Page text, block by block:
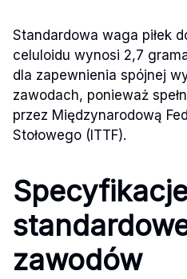
Standardowa waga piłek
celuloidu wynosi 2,7
dla zapewnienia spójnej
zawodach, ponieważ
przez Międzynarodową
Stołowego (ITTF).
zawodów